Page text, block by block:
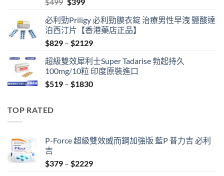
was:
$499.
is:
$399.
必利勁Priligy 必利勁膜衣錠 治療男性早洩 鹽酸達
泊西汀片【香港藥店正品】
$829 – $2129Price
$829
through
$2129
超級雙效犀利士Super Tadarise 勃起持久
100mg/10粒 印度原裝進口
$519 – $1830Price
TOP RATED
P-Force 超級雙效威而鋼加強版 藍P 普力吉 必利
吉
$379 – $2229Price